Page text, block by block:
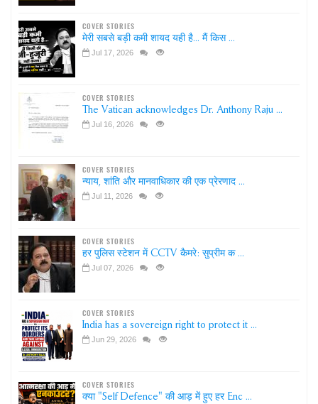
COVER STORIES
मेरी सबसे बड़ी कमी शायद यही है... मैं किस ...
Jul 17, 2026
COVER STORIES
The Vatican acknowledges Dr. Anthony Raju ...
Jul 16, 2026
COVER STORIES
न्याय, शांति और मानवाधिकार की एक प्रेरणाद ...
Jul 11, 2026
COVER STORIES
हर पुलिस स्टेशन में CCTV कैमरे: सुप्रीम क ...
Jul 07, 2026
COVER STORIES
India has a sovereign right to protect it ...
Jun 29, 2026
COVER STORIES
क्या "Self Defence" की आड़ में हुए हर Enc ...